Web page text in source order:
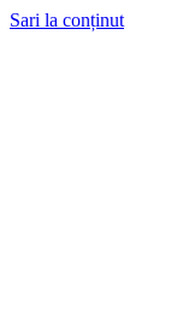
Sari la conținut